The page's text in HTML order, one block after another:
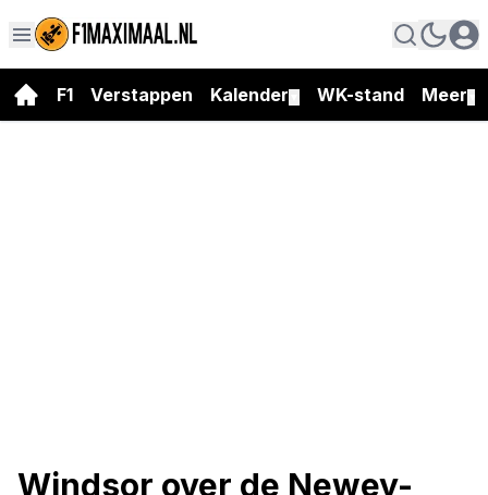
F1 Verstappen Kalender WK-stand Meer
Windsor over de Newey-